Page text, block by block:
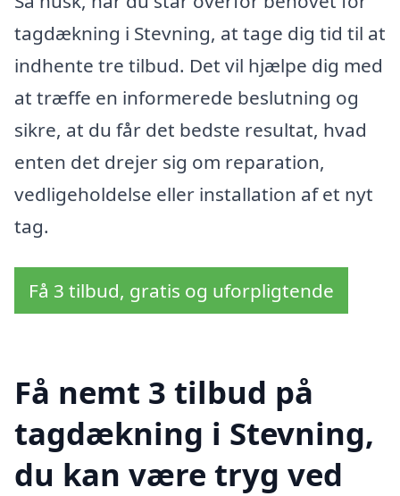
tagdækning i Stevning, at tage dig tid til at
indhente tre tilbud. Det vil hjælpe dig med
at træffe en informerede beslutning og
sikre, at du får det bedste resultat, hvad
enten det drejer sig om reparation,
vedligeholdelse eller installation af et nyt
tag.
Få 3 tilbud, gratis og uforpligtende
Få nemt 3 tilbud på
tagdækning i Stevning,
du kan være tryg ved